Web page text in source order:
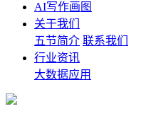
AI写作画图
关于我们
五节简介 联系我们
行业资讯
大数据应用